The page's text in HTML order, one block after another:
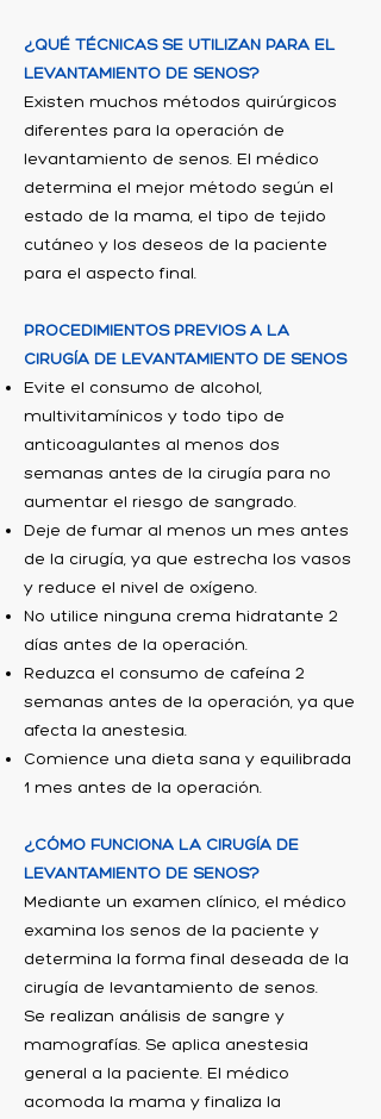
¿QUÉ TÉCNICAS SE UTILIZAN PARA EL
LEVANTAMIENTO DE SENOS?
Existen muchos métodos quirúrgicos
diferentes para la operación de
levantamiento de senos. El médico
determina el mejor método según el
estado de la mama, el tipo de tejido
cutáneo y los deseos de la paciente
para el aspecto final.
PROCEDIMIENTOS PREVIOS A LA
CIRUGÍA DE LEVANTAMIENTO DE SENOS
Evite el consumo de alcohol,
multivitamínicos y todo tipo de
anticoagulantes al menos dos
semanas antes de la cirugía para no
aumentar el riesgo de sangrado.
Deje de fumar al menos un mes antes
de la cirugía, ya que estrecha los vasos
y reduce el nivel de oxígeno.
No utilice ninguna crema hidratante 2
días antes de la operación.
Reduzca el consumo de cafeína 2
semanas antes de la operación, ya que
afecta la anestesia.
Comience una dieta sana y equilibrada
1 mes antes de la operación.
¿CÓMO FUNCIONA LA CIRUGÍA DE
LEVANTAMIENTO DE SENOS?
Mediante un examen clínico, el médico
examina los senos de la paciente y
determina la forma final deseada de la
cirugía de levantamiento de senos.
Se realizan análisis de sangre y
mamografías. Se aplica anestesia
general a la paciente. El médico
acomoda la mama y finaliza la